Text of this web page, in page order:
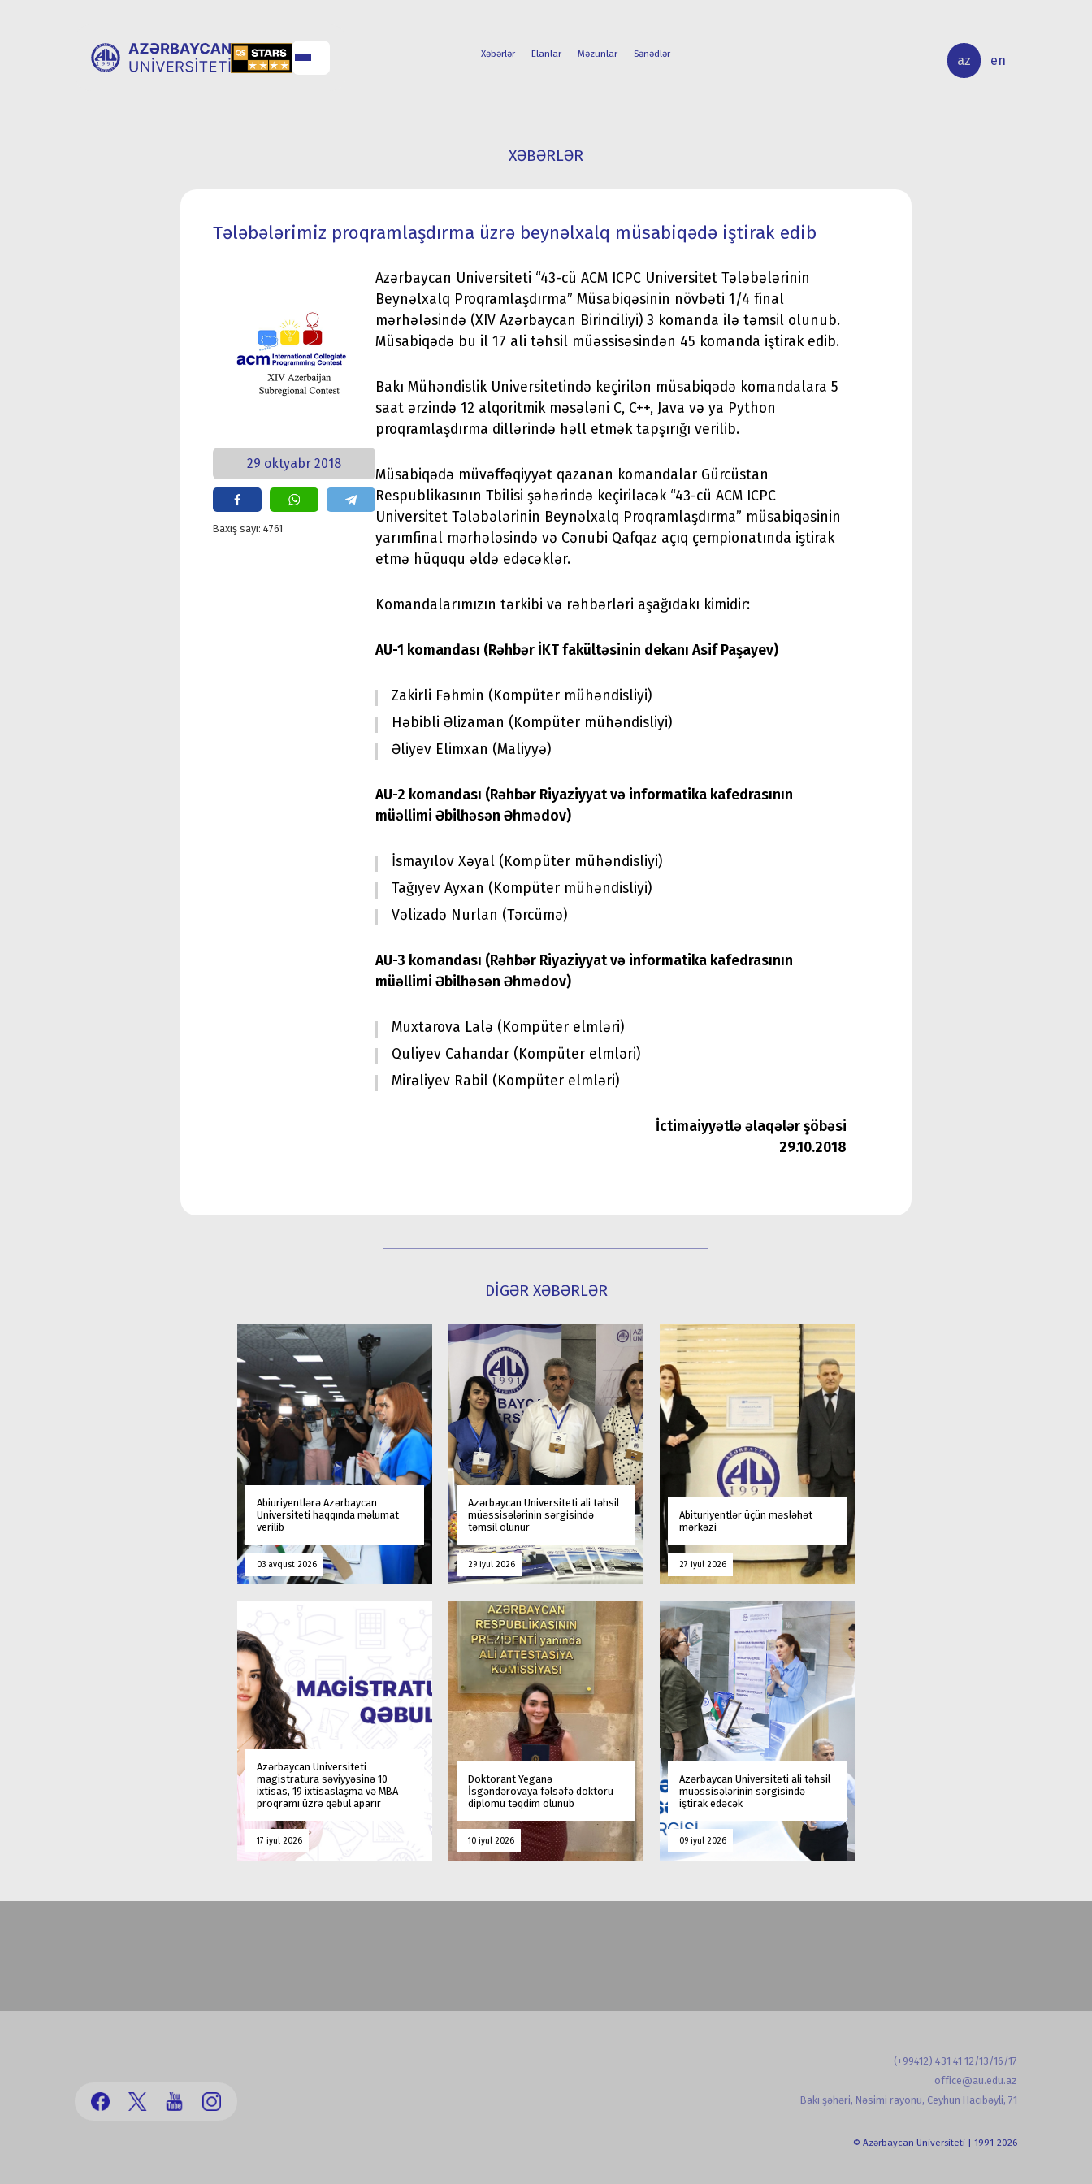
Xəbərlər Elanlar Məzunlar Sənədlər az en
XƏBƏRLƏR
Tələbələrimiz proqramlaşdırma üzrə beynəlxalq müsabiqədə iştirak edib
29 oktyabr 2018
Baxış sayı: 4761
Azərbaycan Universiteti “43-cü ACM ICPC Universitet Tələbələrinin
Beynəlxalq Proqramlaşdırma” Müsabiqəsinin növbəti 1/4 final
mərhələsində (XIV Azərbaycan Birinciliyi) 3 komanda ilə təmsil olunub.
Müsabiqədə bu il 17 ali təhsil müəssisəsindən 45 komanda iştirak edib.
Bakı Mühəndislik Universitetində keçirilən müsabiqədə komandalara 5
saat ərzində 12 alqoritmik məsələni C, C++, Java və ya Python
proqramlaşdırma dillərində həll etmək tapşırığı verilib.
Müsabiqədə müvəffəqiyyət qazanan komandalar Gürcüstan
Respublikasının Tbilisi şəhərində keçiriləcək “43-cü ACM ICPC
Universitet Tələbələrinin Beynəlxalq Proqramlaşdırma” müsabiqəsinin
yarımfinal mərhələsində və Cənubi Qafqaz açıq çempionatında iştirak
etmə hüququ əldə edəcəklər.
Komandalarımızın tərkibi və rəhbərləri aşağıdakı kimidir:
AU-1 komandası (Rəhbər İKT fakültəsinin dekanı Asif Paşayev)
Zakirli Fəhmin (Kompüter mühəndisliyi)
Həbibli Əlizaman (Kompüter mühəndisliyi)
Əliyev Elimxan (Maliyyə)
AU-2 komandası (Rəhbər Riyaziyyat və informatika kafedrasının
müəllimi Əbilhəsən Əhmədov)
İsmayılov Xəyal (Kompüter mühəndisliyi)
Tağıyev Ayxan (Kompüter mühəndisliyi)
Vəlizadə Nurlan (Tərcümə)
AU-3 komandası (Rəhbər Riyaziyyat və informatika kafedrasının
müəllimi Əbilhəsən Əhmədov)
Muxtarova Lalə (Kompüter elmləri)
Quliyev Cahandar (Kompüter elmləri)
Mirəliyev Rabil (Kompüter elmləri)
İctimaiyyətlə əlaqələr şöbəsi
29.10.2018
DİGƏR XƏBƏRLƏR
Abiuriyentlərə Azərbaycan
Universiteti haqqında məlumat
verilib
03 avqust 2026
Azərbaycan Universiteti ali təhsil
müəssisələrinin sərgisində
təmsil olunur
29 iyul 2026
Abituriyentlər üçün məsləhət
mərkəzi
27 iyul 2026
Azərbaycan Universiteti
magistratura səviyyəsinə 10
ixtisas, 19 ixtisaslaşma və MBA
proqramı üzrə qəbul aparır
17 iyul 2026
Doktorant Yeganə
İsgəndərovaya fəlsəfə doktoru
diplomu təqdim olunub
10 iyul 2026
Azərbaycan Universiteti ali təhsil
müəssisələrinin sərgisində
iştirak edəcək
09 iyul 2026
(+99412) 431 41 12/13/16/17
office@au.edu.az
Bakı şəhəri, Nəsimi rayonu, Ceyhun Hacıbəyli, 71
© Azərbaycan Universiteti | 1991-2026